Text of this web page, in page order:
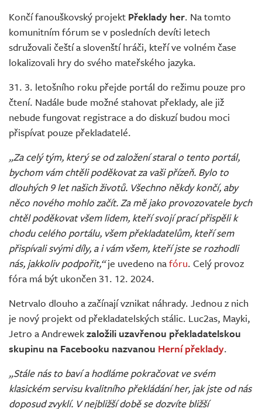
Živě
Končí fanouškovský projekt Překlady her. Na tomto
komunitním fórum se v posledních devíti letech
sdružovali čeští a slovenští hráči, kteří ve volném čase
lokalizovali hry do svého mateřského jazyka.
31. 3. letošního roku přejde portál do režimu pouze pro
čtení. Nadále bude možné stahovat překlady, ale již
nebude fungovat registrace a do diskuzí budou moci
přispívat pouze překladatelé.
„Za celý tým, který se od založení staral o tento portál,
bychom vám chtěli poděkovat za vaši přízeň. Bylo to
dlouhých 9 let našich životů. Všechno někdy končí, aby
něco nového mohlo začít. Za mě jako provozovatele bych
chtěl poděkovat všem lidem, kteří svojí prací přispěli k
chodu celého portálu, všem překladatelům, kteří sem
přispívali svými díly, a i vám všem, kteří jste se rozhodli
nás, jakkoliv podpořit,“je uvedeno nafóru. Celý provoz
fóra má být ukončen 31. 12. 2024.
Netrvalo dlouho a začínají vznikat náhrady. Jednou z nich
je nový projekt od překladatelských stálic. Luc2as, Mayki,
Jetro a Andrewekzaložili uzavřenou překladatelskou
skupinu na Facebooku nazvanou Herní překlady.
„Stále nás to baví a hodláme pokračovat ve svém
klasickém servisu kvalitního překládání her, jak jste od nás
doposud zvyklí. V nejbližší době se dozvíte bližší